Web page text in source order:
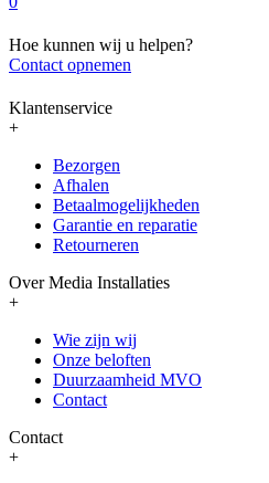
Hoe kunnen wij u helpen?
Contact opnemen
Klantenservice
+
Bezorgen
Afhalen
Betaalmogelijkheden
Garantie en reparatie
Retourneren
Over Media Installaties
+
Wie zijn wij
Onze beloften
Duurzaamheid MVO
Contact
Contact
+